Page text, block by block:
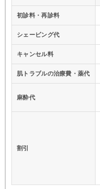
初診料・再診料
シェービング代
キャンセル料
肌トラブルの治療費・薬代
麻酔代
割引